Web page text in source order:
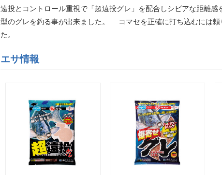
遠投とコントロール重視で「超遠投グレ」を配合しシビアな距離感
型のグレを釣る事が出来ました。 コマセを正確に打ち込むには頼
た。
エサ情報